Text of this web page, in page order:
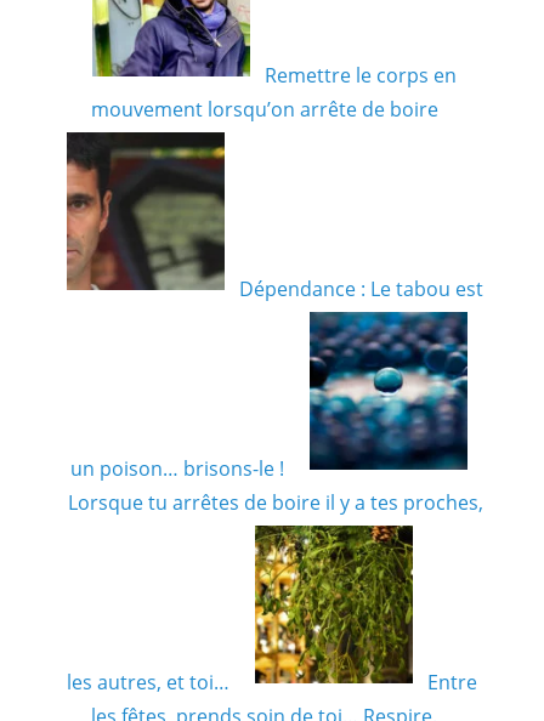
Remettre le corps en
mouvement lorsqu’on arrête de boire
Dépendance : Le tabou est
un poison… brisons-le !
Lorsque tu arrêtes de boire il y a tes proches,
les autres, et toi…
Entre